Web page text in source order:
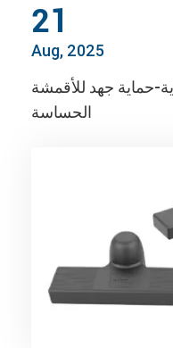
21
Aug, 2025
حماية جهد للأقمشة
الحساسة